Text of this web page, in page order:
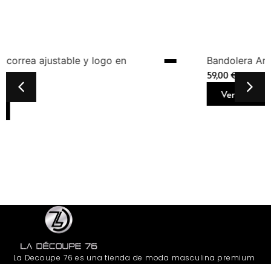
en Bandolera Antony Morato Negra
La Decoupe 76 es una tienda de moda masculina premium